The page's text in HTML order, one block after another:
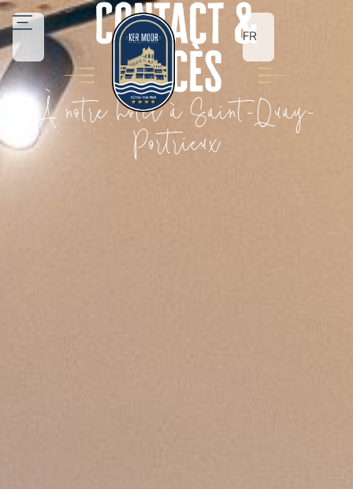
FR
Contact &
accès
À notre hôtel à Saint-Quay-
Portrieux